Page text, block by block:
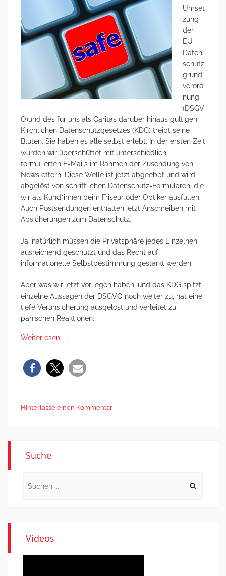
Umset
zung
der
EU-
Daten
schutz
grund
verord
nung
(DSGV
O)und des für uns als Caritas darüber hinaus gültigen
Kirchlichen Datenschutzgesetzes (KDG) treibt seine
Blüten. Sie haben es alle selbst erlebt: In der ersten Zeit
wurden wir überschüttet mit unterschiedlich
formulierten E-Mails im Rahmen der Zusendung von
Newslettern. Diese Welle ist jetzt abgeebbt und wird
abgelöst von schriftlichen Datenschutz-Formularen, die
wir als Kund*innen beim Friseur oder Optiker ausfüllen.
Auch Postsendungen enthalten jetzt Anschreiben mit
Absicherungen zum Datenschutz.
Ja, natürlich müssen die Privatsphäre jedes Einzelnen
ausreichend geschützt und das Recht auf
informationelle Selbstbestimmung gestärkt werden.
Aber was wir jetzt vorliegen haben, und das KDG spitzt
einzelne Aussagen der DSGVO noch weiter zu, hat eine
tiefe Verunsicherung ausgelöst und verleitet zu
panischen Reaktionen:
Weiterlesen →
Hinterlasse einen Kommentar
Suche
Videos